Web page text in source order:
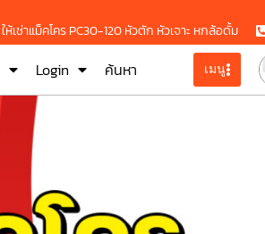
ให้เช่าแม็คโคร PC30-120 หัวตัก หัวเจาะ หกล้อดั้ม
Login ค้นหา เมนู